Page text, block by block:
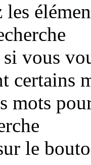
les
vous
certains
mots
le